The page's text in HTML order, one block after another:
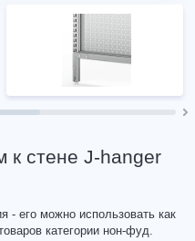
к стене J-hanger
- его можно использовать как
категории нон-фуд.